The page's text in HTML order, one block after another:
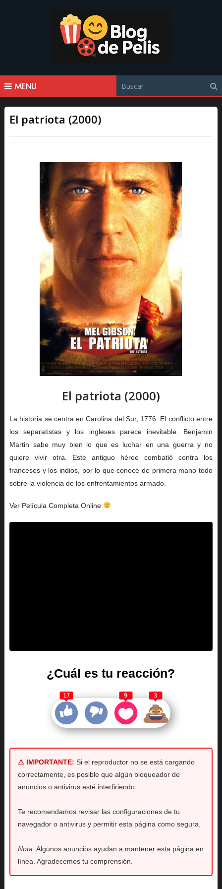
MENU
El patriota (2000)
El patriota (2000)
La historia se centra en Carolina del Sur, 1776. El conflicto entre
los separatistas y los ingleses parece inevitable. Benjamin
Martin sabe muy bien lo que es luchar en una guerra y no
quiere vivir otra. Este antiguo héroe combatió contra los
franceses y los indios, por lo que conoce de primera mano todo
sobre la violencia de los enfrentamientos armado.
Ver Película Completa Online
¿Cuál es tu reacción?
17 9 3
⚠ IMPORTANTE: Si el reproductor no se está cargando
correctamente, es posible que algún bloqueador de
anuncios o antivirus esté interfiriendo.
Te recomendamos revisar las configuraciones de tu
navegador o antivirus y permitir esta página como segura.
Nota:Algunos anuncios ayudan a mantener esta página en
línea. Agradecemos tu comprensión.